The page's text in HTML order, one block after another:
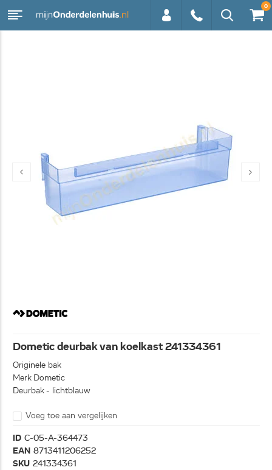
0
Dometic deurbak van koelkast 241334361
Originele bak
Merk Dometic
Deurbak - lichtblauw
Voeg toe aan vergelijken
ID C-05-A-364473
EAN 8713411206252
SKU 241334361